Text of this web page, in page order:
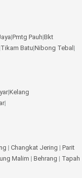
|Pmtg Pauh|Bkt
Tikam Batu|Nibong Tebal|
|Kelang
|
| Changkat Jering | Parit
Malim | Behrang | Tapah